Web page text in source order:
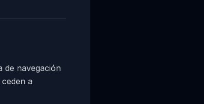
de navegación
a